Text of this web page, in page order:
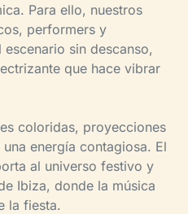
Para ello, nuestros
performers y
sin descanso,
que hace vibrar
coloridas, proyecciones
energía contagiosa. El
al universo festivo y
Ibiza, donde la música
la fiesta.